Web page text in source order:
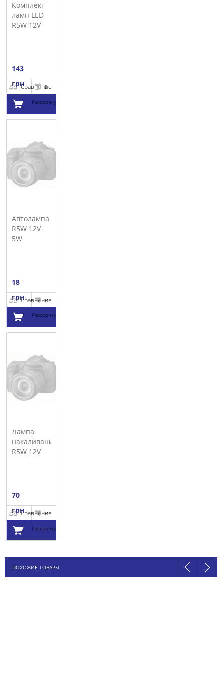
Комплект
ламп LED
R5W 12V
143
грнСравнение
В
Рассрочку
корзину
Автолампа
R5W 12V
5W
18
грнСравнение
В
Рассрочку
корзину
Лампа
накаливания
R5W 12V
70
грнСравнение
В
Рассрочку
корзину
ПОХОЖИЕ ТОВАРЫ